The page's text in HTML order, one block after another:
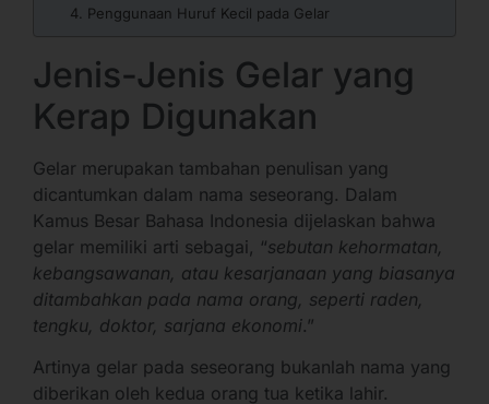
4. Penggunaan Huruf Kecil pada Gelar
Jenis-Jenis Gelar yang
Kerap Digunakan
Gelar merupakan tambahan penulisan yang
dicantumkan dalam nama seseorang. Dalam
Kamus Besar Bahasa Indonesia dijelaskan bahwa
gelar memiliki arti sebagai, “sebutan kehormatan,
kebangsawanan, atau kesarjanaan yang biasanya
ditambahkan pada nama orang, seperti raden,
tengku, doktor, sarjana ekonomi.”
Artinya gelar pada seseorang bukanlah nama yang
diberikan oleh kedua orang tua ketika lahir.